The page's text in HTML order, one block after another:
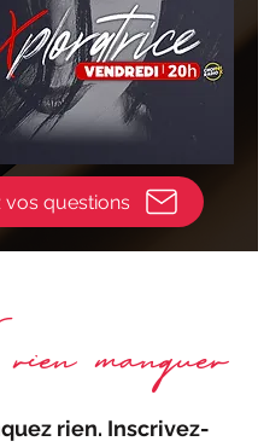
vos questions
manquer
rien. Inscrivez-